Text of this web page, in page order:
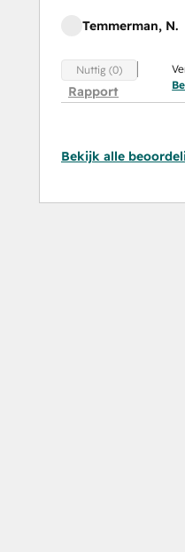
Temmerman, N.
Nuttig (0)
Rapport
Bekijk alle